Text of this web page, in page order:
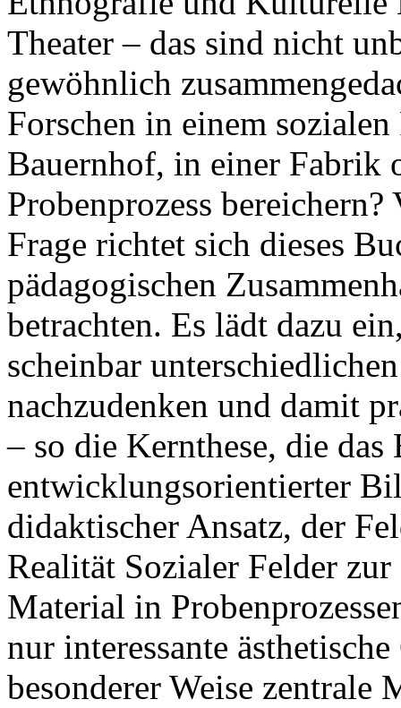
Theater – das sind nicht
gewöhnlich
Forschen in einem
Bauernhof, in einer Fabrik
Probenprozess
Frage richtet sich dieses
pädagogischen
betrachten. Es lädt dazu
scheinbar
nachzudenken und damit
– so die Kernthese, die
entwicklungsorientierter
didaktischer Ansatz, der
Realität Sozialer Felder
Material in
nur interessante
besonderer Weise zentrale